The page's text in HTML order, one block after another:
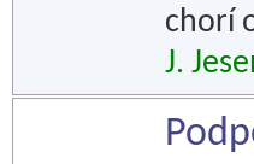
chorí
J.